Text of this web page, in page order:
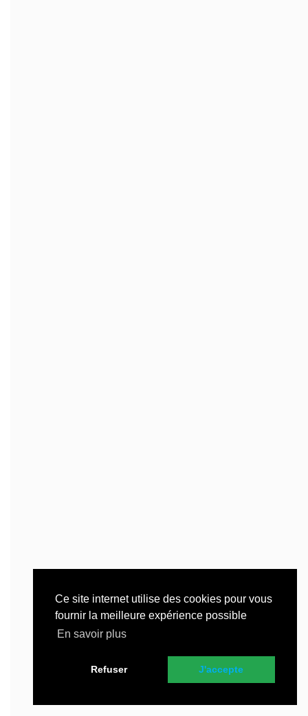
Ce site internet utilise des cookies pour vous
fournir la meilleure expérience possible
En savoir plus
Refuser J'accepte